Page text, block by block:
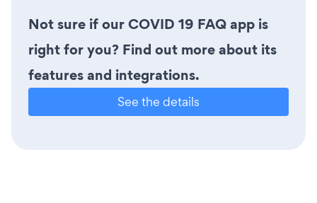
Not sure if our COVID 19 FAQ app is
right for you? Find out more about its
features and integrations.
See the details